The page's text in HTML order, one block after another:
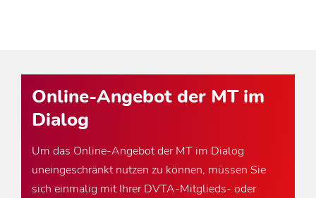
Online-Angebot der MT im
Dialog
Um das Online-Angebot der MT im Dialog
uneingeschränkt nutzen zu können, müssen Sie
sich einmalig mit Ihrer DVTA-Mitglieds- oder